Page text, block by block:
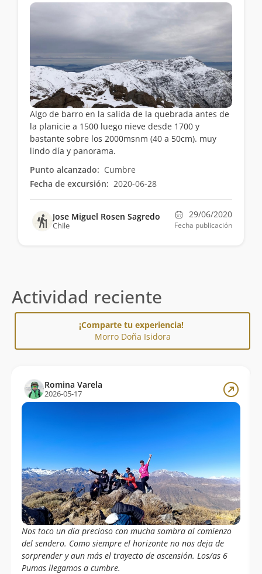
Algo de barro en la salida de la quebrada antes de
la planicie a 1500 luego nieve desde 1700 y
bastante sobre los 2000msnm (40 a 50cm). muy
lindo día y panorama.
Punto alcanzado: Cumbre
Fecha de excursión: 2020-06-28
Jose Miguel Rosen Sagredo
Chile
29/06/2020
Fecha publicación
Actividad reciente
¡Comparte tu experiencia!
Morro Doña Isidora
Romina Varela
2026-05-17
Nos toco un día precioso con mucha sombra al comienzo
del sendero. Como siempre el horizonte no nos deja de
sorprender y aun más el trayecto de ascensión. Los/as 6
Pumas llegamos a cumbre.